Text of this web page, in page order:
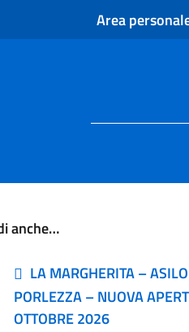
Area
anche…
LA MARGHERITA –
PORLEZZA – NUOVA
OTTOBRE 2026